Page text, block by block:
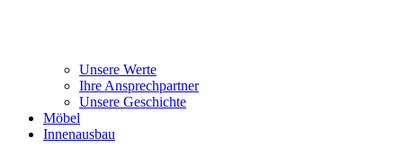
Unsere Werte
Ihre Ansprechpartner
Unsere Geschichte
Möbel
Innenausbau